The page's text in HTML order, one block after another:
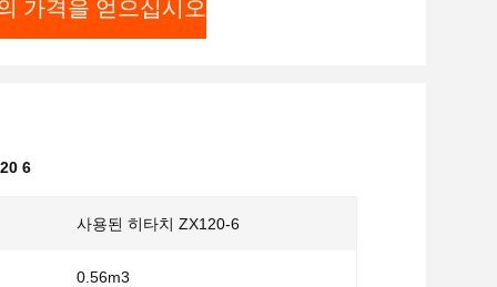
가격을 얻으십시오
6
사용된 히타치 ZX120-6
0.56m3